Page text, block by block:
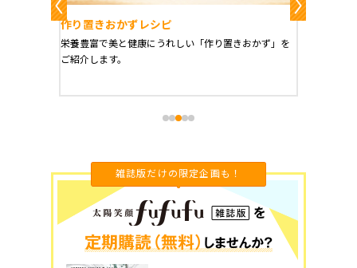
作り置きおかずレシピ
栄養豊富で美と健康にうれしい「作り置きおかず」を
ご紹介します。
雑誌版だけの限定企画も！